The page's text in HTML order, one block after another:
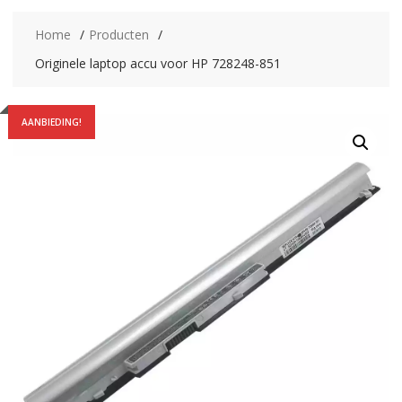
Home
Producten
Originele laptop accu voor HP 728248-851
AANBIEDING!